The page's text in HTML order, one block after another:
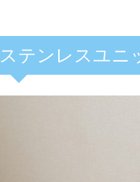
ステンレスユニ